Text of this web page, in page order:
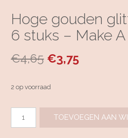
Hoge gouden
6 stuks – Make
€4,65 Oorspronkelijke
€4,65.
€3,75Huidige
€3,75.
2 op voorraad
gouden
TOEVOEGEN AAN